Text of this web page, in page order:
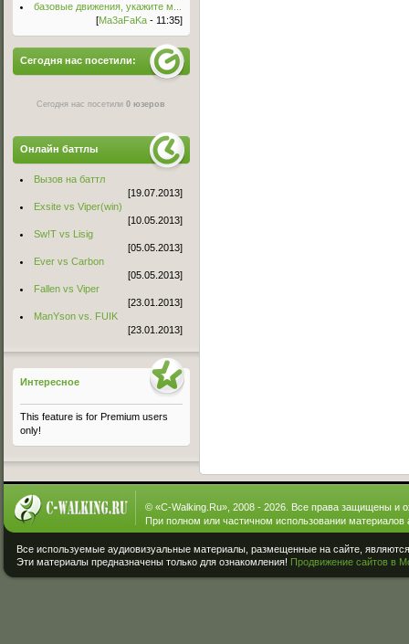
базовые движения, укажите м...
[Ma3aFaKa - 11:35]
Сегодня нас посетили:
Сегодня нас посетили0 юзеров
Онлайн баттлы
Вызов на баттл
[19.07.2013]
Exsite vs Viper(win)
[10.05.2013]
Sw!T vs Lisig
[05.05.2013]
Ever vs Carbon
[05.05.2013]
Fallen vs Viper
[23.01.2013]
ManYson vs. FUIK
[23.01.2013]
Интересное
This feature is for Premium users
only!
© «C-Walking.Ru», 2008 - 2026. Все права защищены и
При полном или частичном использовании материалов
Все используемые аудиовизуальные материалы, размещенные на сайте,
Эти материалы предназначены только для ознакомления! Продвижение сайтов в